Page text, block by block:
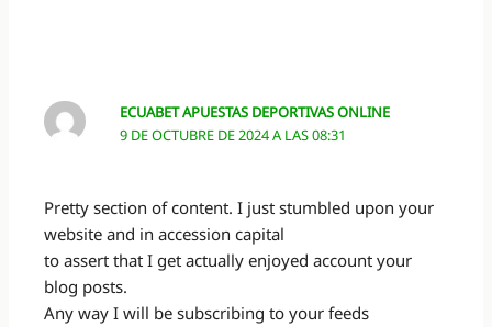
ECUABET APUESTAS DEPORTIVAS ONLINE
9 DE OCTUBRE DE 2024 A LAS 08:31
Pretty section of content. I just stumbled upon your
website and in accession capital
to assert that I get actually enjoyed account your
blog posts.
Any way I will be subscribing to your feeds